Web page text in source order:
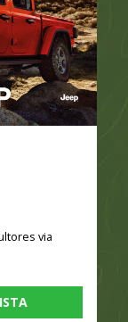
via